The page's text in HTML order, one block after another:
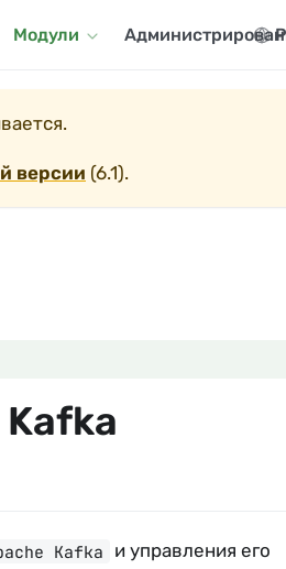
Модули
версии (6.1).
Kafka
и управления его